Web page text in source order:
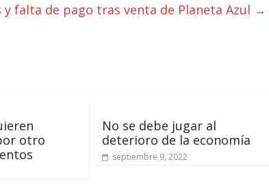
y falta de pago tras venta de Planeta Azul →
otro
No se debe jugar al
deterioro de la economía
septiembre 9, 2022